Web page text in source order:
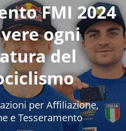
FMI 2024
ogni
del
per Affiliazione,
e Tesseramento